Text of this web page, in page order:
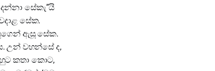
සේකැ”යි
සේක.
ඇසූ සේක.
උන් වහන්සේ ද,
කතා කොට,